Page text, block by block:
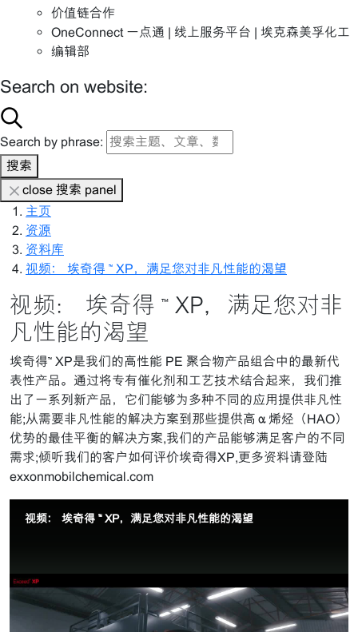
价值链合作
OneConnect 一点通 | 线上服务平台 | 埃克森美孚化工
编辑部
Search on website:
Search by phrase:
搜索
close 搜索 panel
主页
资源
资料库
视频： 埃奇得 ™ XP，满足您对非凡性能的渴望
视频： 埃奇得 ™ XP，满足您对非
凡性能的渴望
埃奇得™ XP是我们的高性能 PE 聚合物产品组合中的最新代
表性产品。通过将专有催化剂和工艺技术结合起来，我们推
出了一系列新产品，它们能够为多种不同的应用提供非凡性
能;从需要非凡性能的解决方案到那些提供高α烯烃（HAO）
优势的最佳平衡的解决方案,我们的产品能够满足客户的不同
需求;倾听我们的客户如何评价埃奇得XP,更多资料请登陆
exxonmobilchemical.com
视频： 埃奇得 ™ XP，满足您对非凡性能的渴望